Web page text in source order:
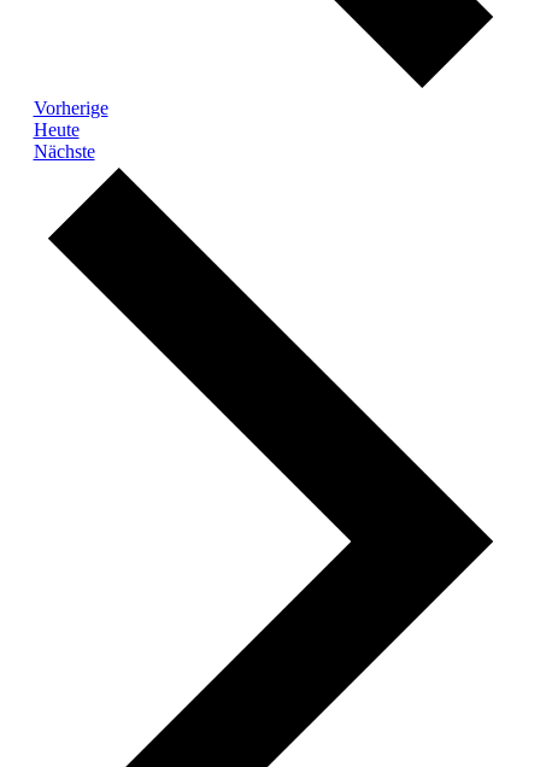
VorherigeVeranstaltungen
Heute
NächsteVeranstaltungen